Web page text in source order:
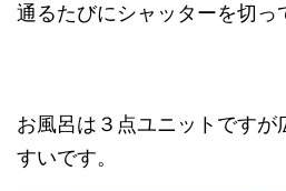
通るたびにシャッターを切っ
お風呂は３点ユニットですが
すいです。